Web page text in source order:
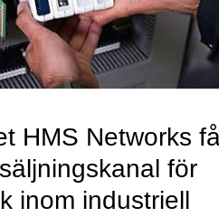
HMS Networks
för
inom industriell